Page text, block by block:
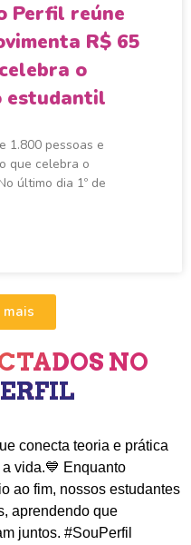
Perfil reúne
R$ 65
o
estudantil
1.800 pessoas e
que celebra o
último dia 1º de
NO